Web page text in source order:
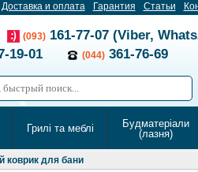
Доставка и оплата Гарантия Статьи
(093) 161-77-07 (Viber,
19-01 (044) 361-76-69
Грилі та меблі
Будматеріали
(лазня)
коврик для бани